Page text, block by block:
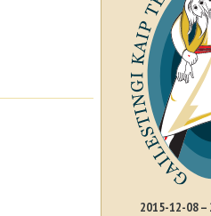
2015-12-08